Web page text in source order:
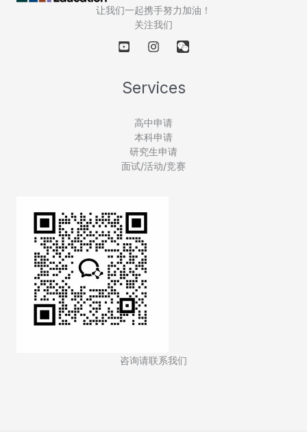
让我们一起携手努力加油！
关注我们
Services
高中申请
本科申请
研究生申请
面试/活动/竞赛
咨询请联系我们